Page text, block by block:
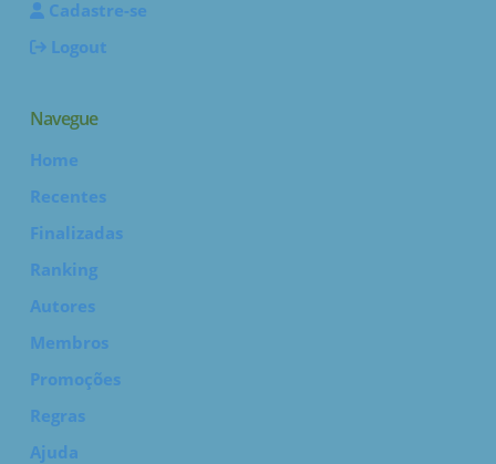
Cadastre-se
Logout
Navegue
Home
Recentes
Finalizadas
Ranking
Autores
Membros
Promoções
Regras
Ajuda